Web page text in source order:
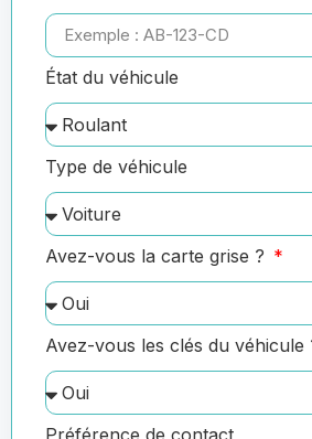
État du véhicule
Type de véhicule
Avez-vous la carte grise ?
Avez-vous les clés du véhicule
Préférence de contact